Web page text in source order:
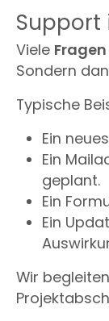
Support
Viele
Sondern
Typische
Ein
Ein
geplant.
Ein
Ein
Wir